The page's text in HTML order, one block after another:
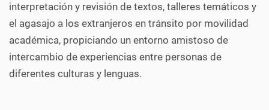
interpretación y revisión de textos, talleres temáticos y
el agasajo a los extranjeros en tránsito por movilidad
académica, propiciando un entorno amistoso de
intercambio de experiencias entre personas de
diferentes culturas y lenguas.